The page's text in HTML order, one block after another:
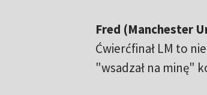
Fred (Manchester
Ćwierćfinał LM to
"wsadzał na minę"